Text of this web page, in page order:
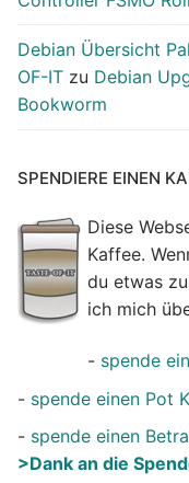
Debian Übersicht
OF-IT zu Debian
Bookworm
SPENDIERE EINEN
Diese
Kaffee.
du etwas
ich mich
- spende
- spende einen Pot
- spende einen
>Dank an die